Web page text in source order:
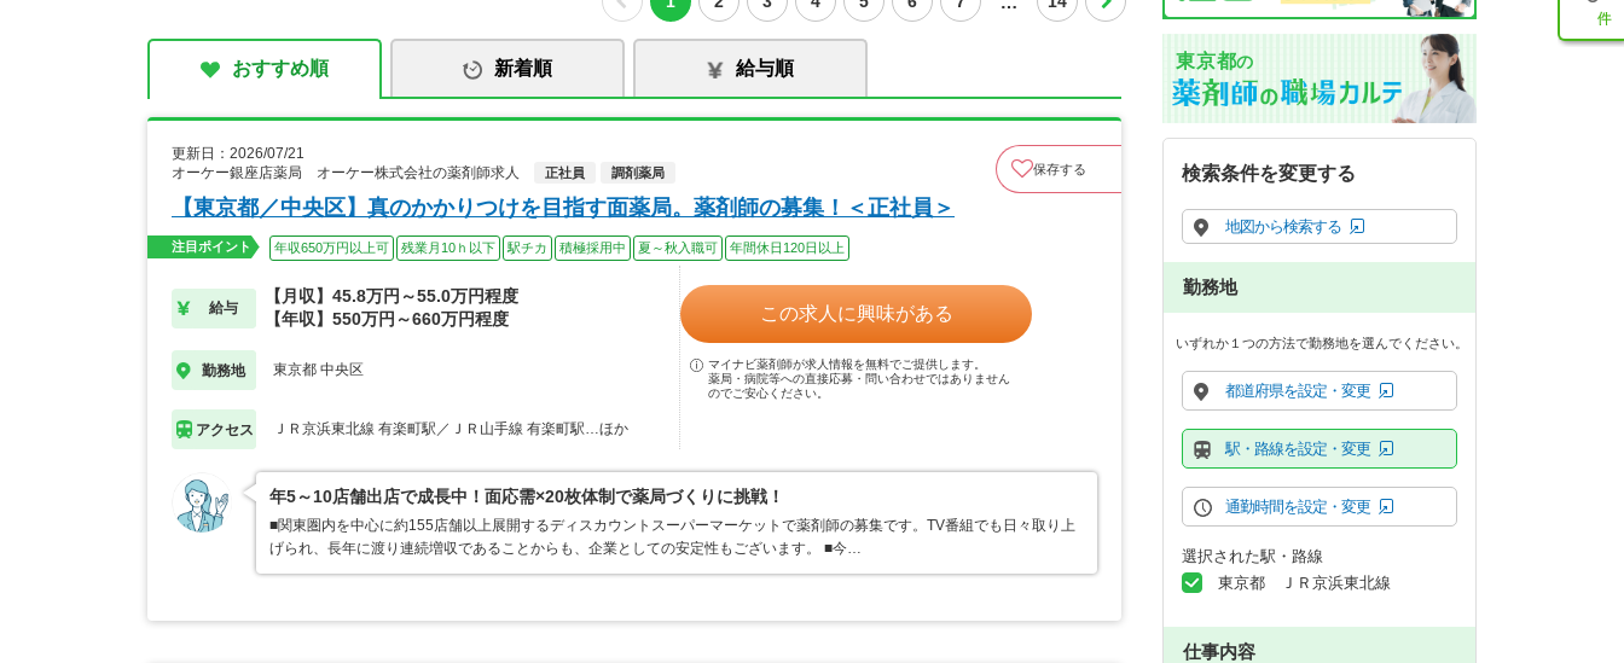
おすすめ順 新着順 給与順
更新日：2026/07/21
オーケー銀座店薬局 オーケー株式会社の薬剤師求人
正社員 調剤薬局 保存する
【東京都／中央区】真のかかりつけを目指す面薬局。薬剤師の募集！＜正社員＞
注目ポイント 年収650万円以上可 残業月10ｈ以下 駅チカ 積極採用中 夏～秋入職可 年間休日120日以上
給与
【月収】45.8万円～55.0万円程度
【年収】550万円～660万円程度
勤務地 東京都 中央区
アクセス ＪＲ京浜東北線 有楽町駅／ＪＲ山手線 有楽町駅…ほか
この求人に興味がある
マイナビ薬剤師が求人情報を無料でご提供します。
薬局・病院等への直接応募・問い合わせではありません
のでご安心ください。
年5～10店舗出店で成長中！面応需×20枚体制で薬局づくりに挑戦！
■関東圏内を中心に約155店舗以上展開するディスカウントスーパーマーケットで薬剤師の募集です。TV番組でも日々取り上
げられ、長年に渡り連続増収であることからも、企業としての安定性もございます。 ■今…
東京都の
検索条件を変更する
地図から検索する
勤務地
いずれか１つの方法で勤務地を選んでください。
都道府県を設定・変更
駅・路線を設定・変更
通勤時間を設定・変更
選択された駅・路線
東京都 ＪＲ京浜東北線
仕事内容